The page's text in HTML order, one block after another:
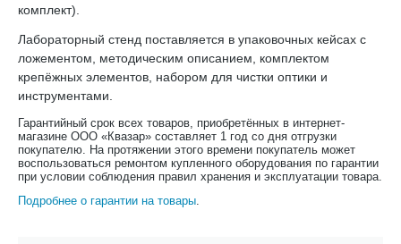
комплект).
Лабораторный стенд поставляется в упаковочных кейсах с
ложементом, методическим описанием, комплектом
крепёжных элементов, набором для чистки оптики и
инструментами.
Гарантийный срок всех товаров, приобретённых в интернет-
магазине ООО «Квазар» составляет 1 год со дня отгрузки
покупателю. На протяжении этого времени покупатель может
воспользоваться ремонтом купленного оборудования по гарантии
при условии соблюдения правил хранения и эксплуатации товара.
Подробнее о гарантии на товары.